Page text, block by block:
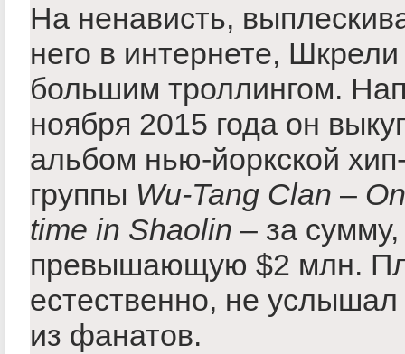
На ненависть,
него в интернете,
большим троллингом.
ноября 2015 года он
альбом нью-йоркской
группы Wu-Tang Clan –
time in Shaolin – за cумму,
превышающую $2 млн.
естественно, не
из фанатов.